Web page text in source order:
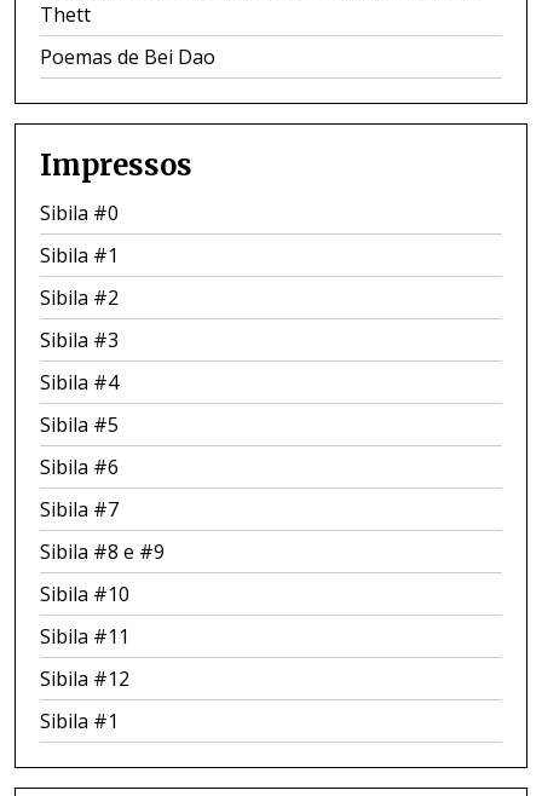
Thett
Poemas de Bei Dao
Impressos
Sibila #0
Sibila #1
Sibila #2
Sibila #3
Sibila #4
Sibila #5
Sibila #6
Sibila #7
Sibila #8 e #9
Sibila #10
Sibila #11
Sibila #12
Sibila #1